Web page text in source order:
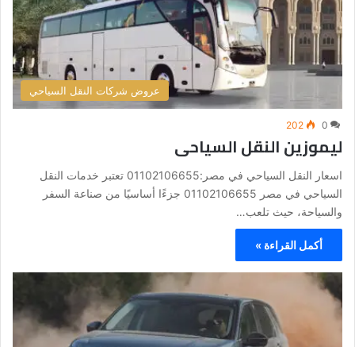
عروض شركات النقل السياحي
0
202
ليموزين النقل السياحى
اسعار النقل السياحي في مصر:01102106655 تعتبر خدمات النقل
السياحي في مصر 01102106655 جزءًا أساسيًا من صناعة السفر
والسياحة، حيث تلعب…
أكمل القراءة »